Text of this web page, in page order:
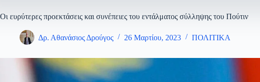
Οι ευρύτερες προεκτάσεις και συνέπειες του εντάλματος σύλληψης του Πούτιν
Δρ. Αθανάσιος Δρούγος 26 Μαρτίου, 2023 ΠΟΛΙΤΙΚΑ